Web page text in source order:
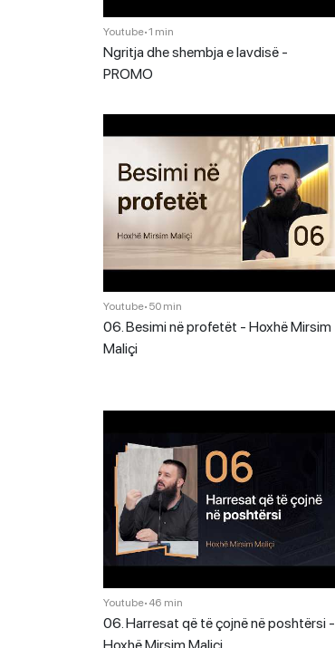
Youtube•1 min
Ngritja dhe shembja e lavdisë -
PROMO
Youtube• 50 min
06. Besimi në profetët - Hoxhë Mirsim
Maliçi
Youtube• 46 min
06. Harresat që të çojnë në poshtërsi -